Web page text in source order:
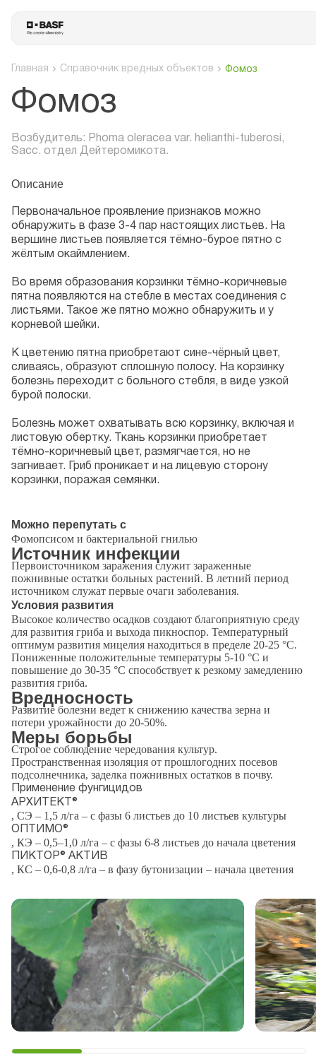
Главная Справочник вредных объектов Фомоз
Фомоз
Возбудитель: Phoma oleracea var. helianthi-tuberosi,
Sacc. отдел Дейтеромикота.
Описание
Первоначальное проявление признаков можно
обнаружить в фазе 3-4 пар настоящих листьев. На
вершине листьев появляется тёмно-бурое пятно с
жёлтым окаймлением.
Во время образования корзинки тёмно-коричневые
пятна появляются на стебле в местах соединения с
листьями. Такое же пятно можно обнаружить и у
корневой шейки.
К цветению пятна приобретают сине-чёрный цвет,
сливаясь, образуют сплошную полосу. На корзинку
болезнь переходит с больного стебля, в виде узкой
бурой полоски.
Болезнь может охватывать всю корзинку, включая и
листовую обертку. Ткань корзинки приобретает
тёмно-коричневый цвет, размягчается, но не
загнивает. Гриб проникает и на лицевую сторону
корзинки, поражая семянки.
Можно перепутать с
Фомопсисом и бактериальной гнилью
Источник инфекции
Первоисточником заражения служит зараженные
пожнивные остатки больных растений. В летний период
источником служат первые очаги заболевания.
Условия развития
Высокое количество осадков создают благоприятную среду
для развития гриба и выхода пикноспор. Температурный
оптимум развития мицелия находиться в пределе 20-25 °С.
Пониженные положительные температуры 5-10 °С и
повышение до 30-35 °С способствует к резкому замедлению
развития гриба.
Вредносность
Развитие болезни ведет к снижению качества зерна и
потери урожайности до 20-50%.
Меры борьбы
Строгое соблюдение чередования культур.
Пространственная изоляция от прошлогодних посевов
подсолнечника, заделка пожнивных остатков в почву.
Применение фунгицидов
АРХИТЕКТ®
, СЭ – 1,5 л/га – с фазы 6 листьев до 10 листьев культуры
ОПТИМО®
, КЭ – 0,5–1,0 л/га – с фазы 6-8 листьев до начала цветения
ПИКТОР® АКТИВ
, КС – 0,6-0,8 л/га – в фазу бутонизации – начала цветения